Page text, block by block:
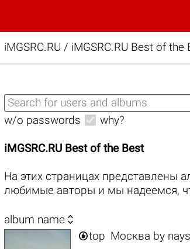
iMGSRC.RU / iMGSRC.RU Best of the
w/o passwords why?
iMGSRC.RU Best of the Best
На этих страницах представлены
любимые авторы и мы надеемся,
album name 
top Москва by